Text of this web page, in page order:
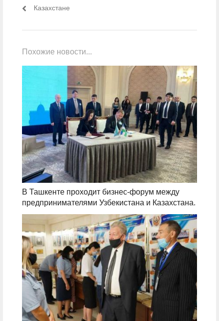
Казахстане
Похожие новости...
В Ташкенте проходит бизнес-форум между
предпринимателями Узбекистана и Казахстана.